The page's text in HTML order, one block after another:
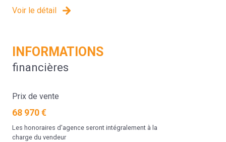
Voir le détail
INFORMATIONS
financières
Prix de vente
68 970 €
Les honoraires d'agence seront intégralement à la
charge du vendeur